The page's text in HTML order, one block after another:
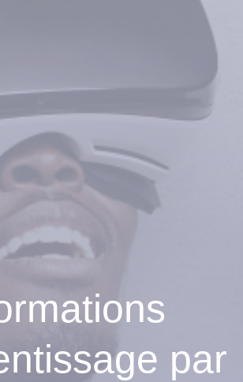
par